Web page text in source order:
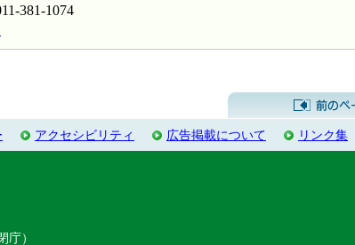
381-1074
アクセシビリティ 広告掲載について リンク集
）